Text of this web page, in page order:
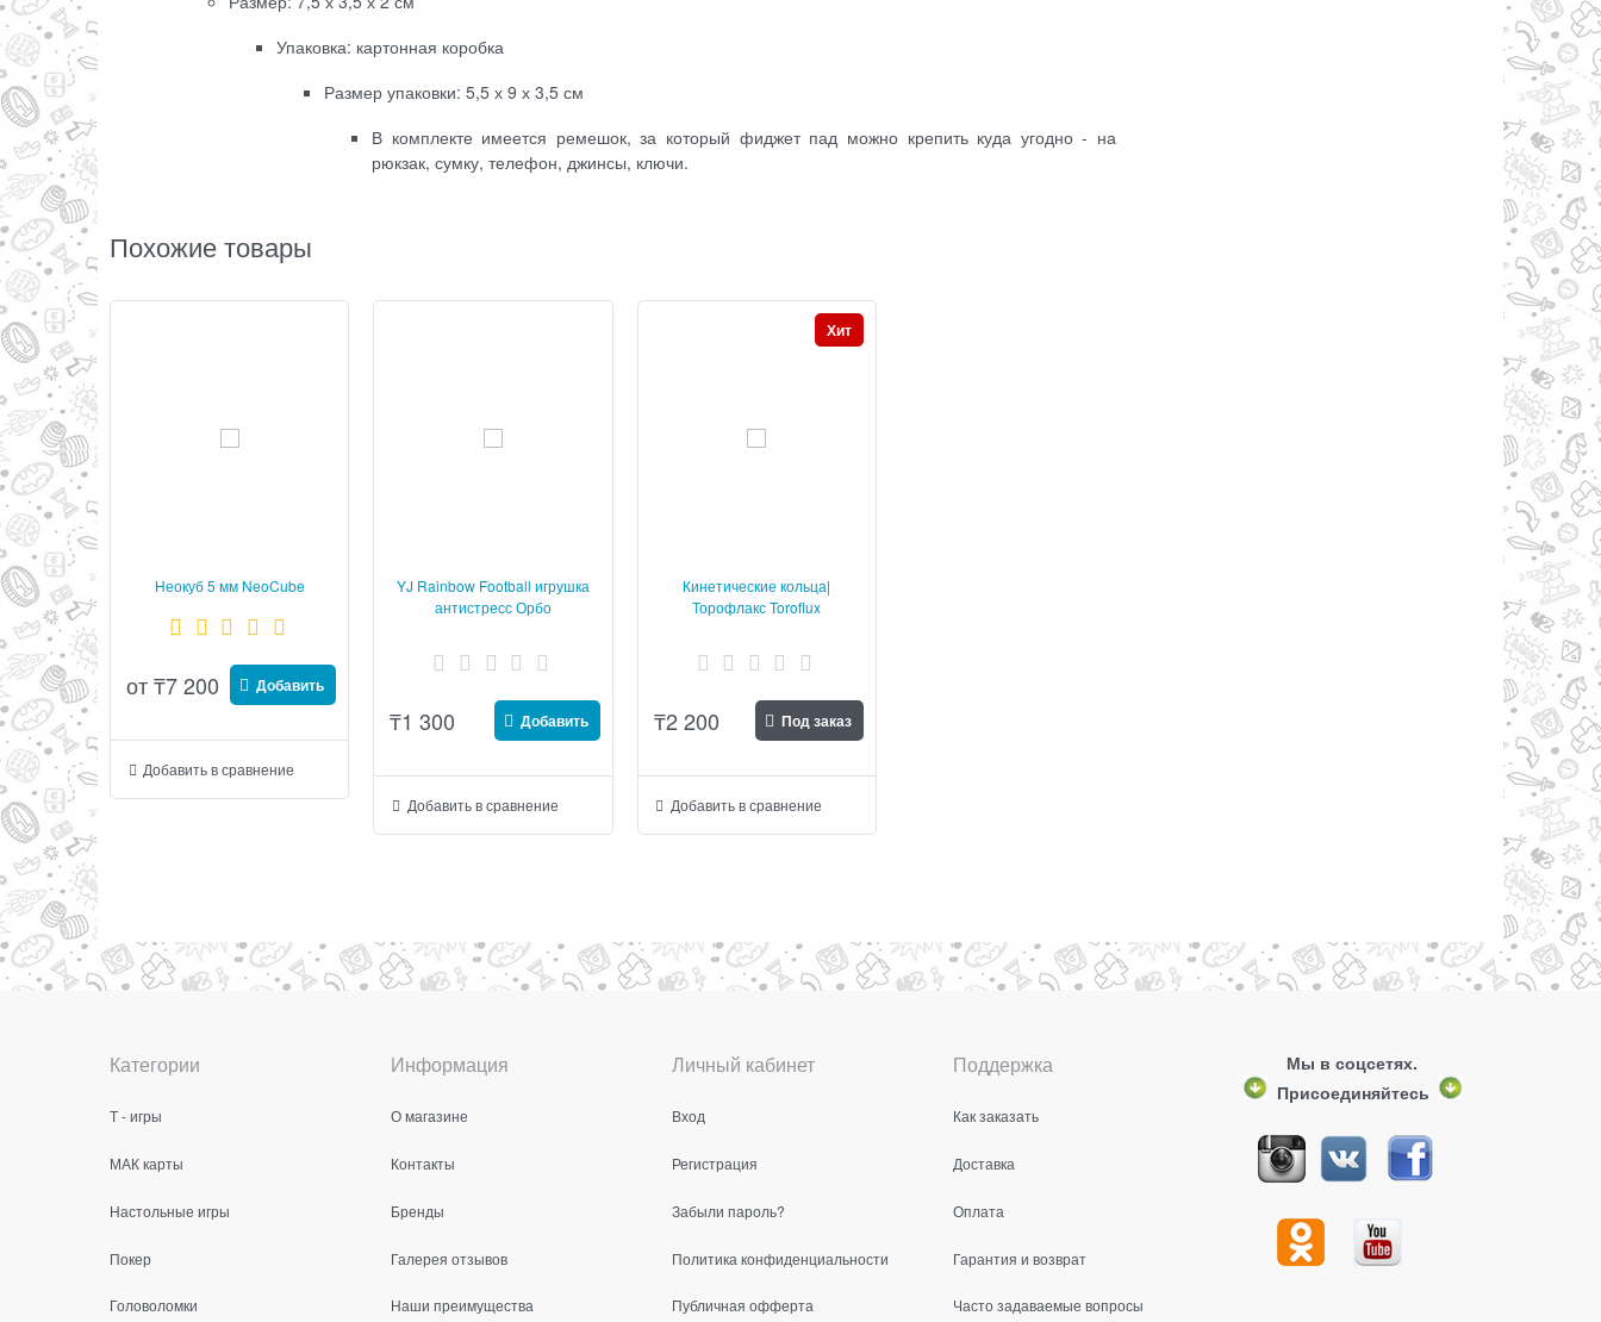
Упаковка: картонная коробка
Размер упаковки: 5,5 х 9 х 3,5 см
В комплекте имеется ремешок, за который фиджет пад можно крепить куда угодно - на
рюкзак, сумку, телефон, джинсы, ключи.
Похожие товары
Неокуб 5 мм NeoCube
Магнитные шарики
от₸7 200 Добавить
Добавить в сравнение
YJ Rainbow Football игрушка
антистресс Орбо
₸1 300 Добавить
Добавить в сравнение
Кинетические кольца|
Торофлакс Toroflux
Хит
₸2 200 Под заказ
Добавить в сравнение
Категории
Т - игры
МАК карты
Настольные игры
Покер
Головоломки
Информация
О магазине
Контакты
Бренды
Галерея отзывов
Наши преимущества
Личный кабинет
Вход
Регистрация
Забыли пароль?
Политика конфиденциальности
Публичная офферта
Поддержка
Как заказать
Доставка
Оплата
Гарантия и возврат
Часто задаваемые вопросы
Мы в соцсетях.
Присоединяйтесь